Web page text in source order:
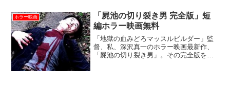
ホラー映画
「屍池の切り裂き男 完全版」短
編ホラー映画無料
「地獄の血みどろマッスルビルダー」監
督、私、深沢真一のホラー映画最新作、
「屍池の切り裂き男」。その完全版を無